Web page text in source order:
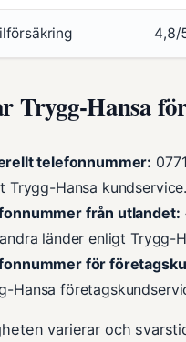
4,8/
Trygg-Hansa
telefonnummer:
Trygg-Hansa kundservice.
från utlandet:
länder enligt Trygg-
för
Hansa
varierar och